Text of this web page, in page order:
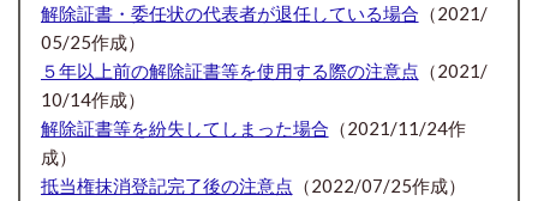
解除証書・委任状の代表者が退任している場合 （2021/
05/25作成）
５年以上前の解除証書等を使用する際の注意点 （2021/
10/14作成）
解除証書等を紛失してしまった場合 （2021/11/24作
成）
抵当権抹消登記完了後の注意点 （2022/07/25作成）